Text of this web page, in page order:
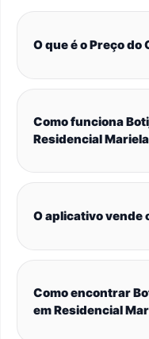
O que é o Preço do
Como funciona
Residencial
O aplicativo vende
Como encontrar
em Residencial